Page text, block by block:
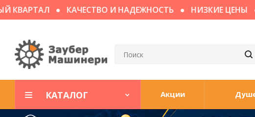
КАЧЕСТВО И НАДЕЖНОСТЬ НИЗКИЕ ЦЕНЫ
КАТАЛОГ Акции